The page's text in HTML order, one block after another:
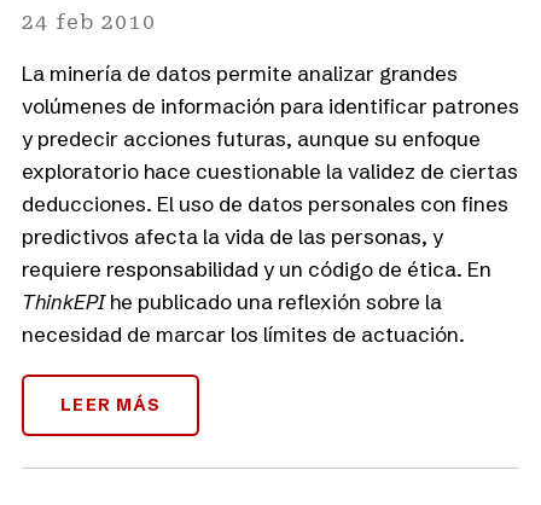
24 feb 2010
La minería de datos permite analizar grandes
volúmenes de información para identificar patrones
y predecir acciones futuras, aunque su enfoque
exploratorio hace cuestionable la validez de ciertas
deducciones. El uso de datos personales con fines
predictivos afecta la vida de las personas, y
requiere responsabilidad y un código de ética. En
ThinkEPIhe publicado una reflexión sobre la
necesidad de marcar los límites de actuación.
LEER MÁS